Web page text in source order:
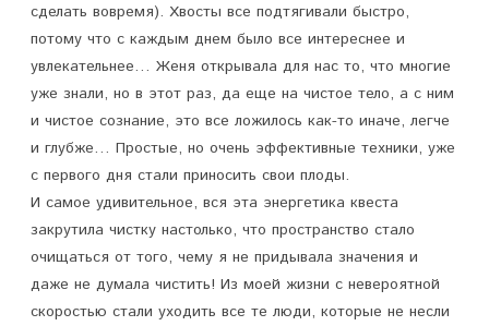
сделать вовремя). Хвосты все подтягивали быстро,
потому что с каждым днем было все интереснее и
увлекательнее… Женя открывала для нас то, что многие
уже знали, но в этот раз, да еще на чистое тело, а с ним
и чистое сознание, это все ложилось как-то иначе, легче
и глубже… Простые, но очень эффективные техники, уже
с первого дня стали приносить свои плоды.
И самое удивительное, вся эта энергетика квеста
закрутила чистку настолько, что пространство стало
очищаться от того, чему я не придывала значения и
даже не думала чистить! Из моей жизни с невероятной
скоростью стали уходить все те люди, которые не несли